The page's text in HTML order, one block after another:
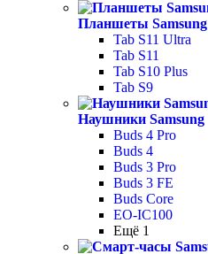
Планшеты Samsung
Tab S11 Ultra
Tab S11
Tab S10 Plus
Tab S9
Наушники Samsung
Buds 4 Pro
Buds 4
Buds 3 Pro
Buds 3 FE
Buds Core
EO-IC100
Ещё 1